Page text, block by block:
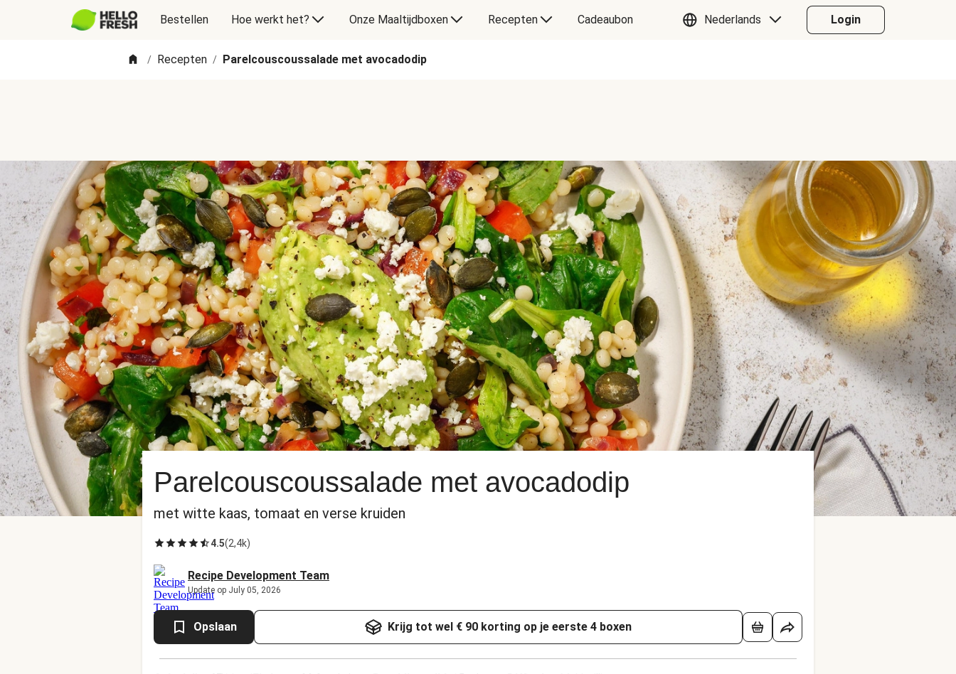
Bestellen Hoe werkt het? Onze Maaltijdboxen Recepten Cadeaubon Nederlands Login
/ Recepten / Parelcouscoussalade met avocadodip
Parelcouscoussalade met avocadodip
met witte kaas, tomaat en verse kruiden
4.5(2,4k)
Recipe Development Team
Update op July 05, 2026
Opslaan Krijg tot wel € 90 korting op je eerste 4 boxen